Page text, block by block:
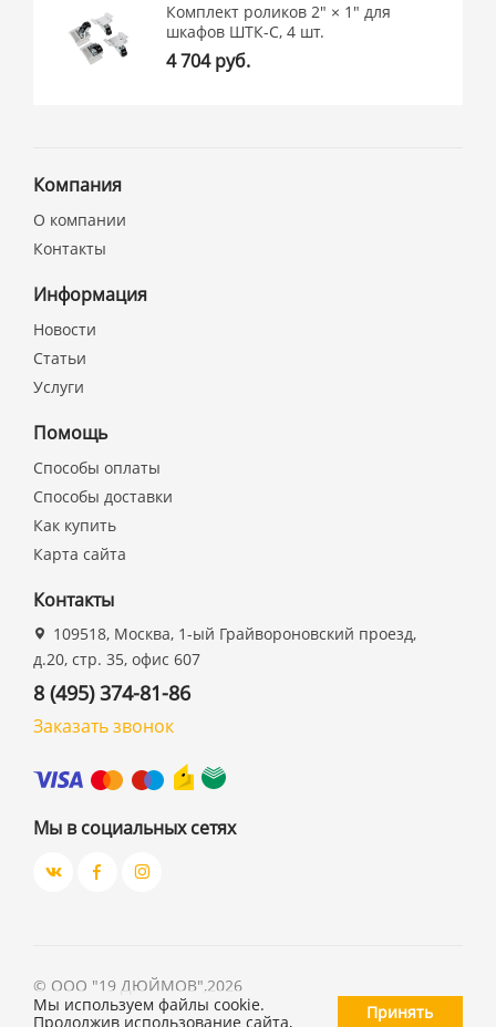
Комплект роликов 2" × 1" для
шкафов ШТК-С, 4 шт.
4 704 руб.
Компания
О компании
Контакты
Информация
Новости
Статьи
Услуги
Помощь
Способы оплаты
Способы доставки
Как купить
Карта сайта
Контакты
109518, Москва, 1-ый Грайвороновский проезд,
д.20, стр. 35, офис 607
8 (495) 374-81-86
Заказать звонок
Мы в социальных сетях
© ООО "19 ДЮЙМОВ",2026
Мы используем файлы cookie.
Продолжив использование сайта,
Принять